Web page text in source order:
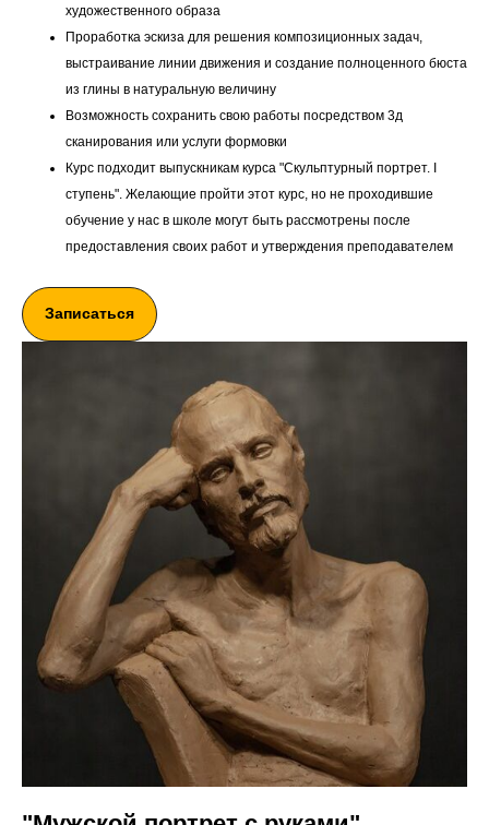
художественного образа
Проработка эскиза для решения композиционных задач,
выстраивание линии движения и создание полноценного бюста
из глины в натуральную величину
Возможность сохранить свою работы посредством 3д
сканирования или услуги формовки
Курс подходит выпускникам курса "Скульптурный портрет. I
ступень". Желающие пройти этот курс, но не проходившие
обучение у нас в школе могут быть рассмотрены после
предоставления своих работ и утверждения преподавателем
Записаться